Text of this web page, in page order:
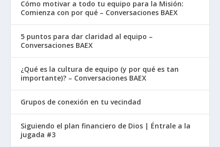
Cómo motivar a todo tu equipo para la Misión:
Comienza con por qué – Conversaciones BAEX
5 puntos para dar claridad al equipo –
Conversaciones BAEX
¿Qué es la cultura de equipo (y por qué es tan
importante)? – Conversaciones BAEX
Grupos de conexión en tu vecindad
Siguiendo el plan financiero de Dios | Éntrale a la
jugada #3